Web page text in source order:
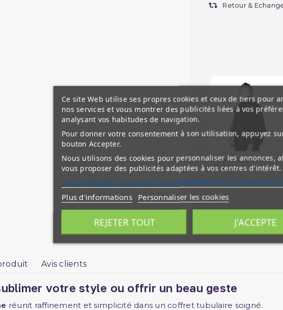
Retour &
Voile Soie de Médine -
18 couleurs -...
Avis clients
votre style ou offrir un beau geste
réunit raffinement et simplicité dans un coffret tubulaire soigné.
Ce site Web utilise ses propres cookies et ceux de tiers pour
nos services et vous montrer des publicités liées à vos
analysant vos habitudes de navigation.
Pour donner votre consentement à son utilisation, appuyez
bouton Accepter.
Nous utilisons des cookies pour personnaliser les annonces,
vous proposer des publicités adaptées à vos centres d'intérêt.
site de Google concernant la confidentialité et les conditions
Plus d'informations Personnaliser les cookies
REJETER TOUT J'ACCEPTE